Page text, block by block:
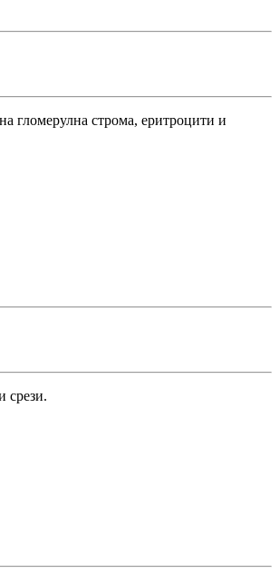
гломерулна строма, еритроцити и
срези.